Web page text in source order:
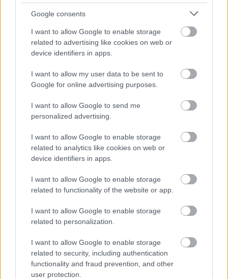
Google consents
I want to allow Google to enable storage
related to advertising like cookies on web or
device identifiers in apps.
I want to allow my user data to be sent to
Google for online advertising purposes.
I want to allow Google to send me
personalized advertising.
I want to allow Google to enable storage
related to analytics like cookies on web or
device identifiers in apps.
I want to allow Google to enable storage
related to functionality of the website or app.
I want to allow Google to enable storage
related to personalization.
I want to allow Google to enable storage
related to security, including authentication
functionality and fraud prevention, and other
user protection.
KRASZNAHORKAI LÁSZLÓ NOBEL-DÍJAS ÍRÓ
LÁTHATÓ A MINDUNTALAN KIÁLLÍTÁS
KRASZNAHORKAI LÁSZLÓ KAPTA AZ IRODALMI